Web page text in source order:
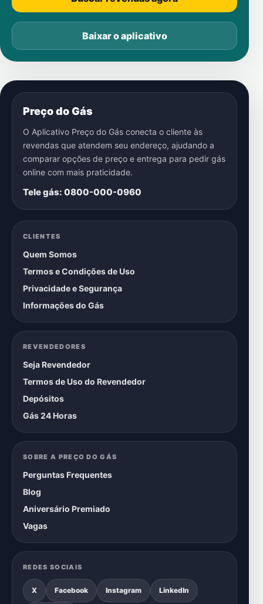
Baixar o aplicativo
Preço do Gás
O Aplicativo Preço do Gás conecta o cliente às
revendas que atendem seu endereço, ajudando a
comparar opções de preço e entrega para pedir gás
online com mais praticidade.
Tele gás: 0800-000-0960
CLIENTES
Quem Somos
Termos e Condições de Uso
Privacidade e Segurança
Informações do Gás
REVENDEDORES
Seja Revendedor
Termos de Uso do Revendedor
Depósitos
Gás 24 Horas
SOBRE A PREÇO DO GÁS
Perguntas Frequentes
Blog
Aniversário Premiado
Vagas
REDES SOCIAIS
X Facebook Instagram LinkedIn